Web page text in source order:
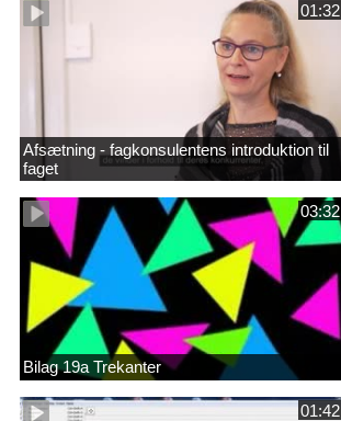
01:32
Afsætning - fagkonsulentens introduktion til
faget
03:32
Bilag 19a Trekanter
01:42